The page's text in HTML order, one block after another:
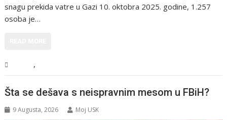
snagu prekida vatre u Gazi 10. oktobra 2025. godine, 1.257
osoba je…
,
Šta se dešava s neispravnim mesom u FBiH?
9 Augusta, 2026 Moj USK